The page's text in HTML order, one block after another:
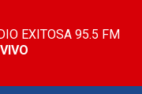
EXITOSA 95.5 FM